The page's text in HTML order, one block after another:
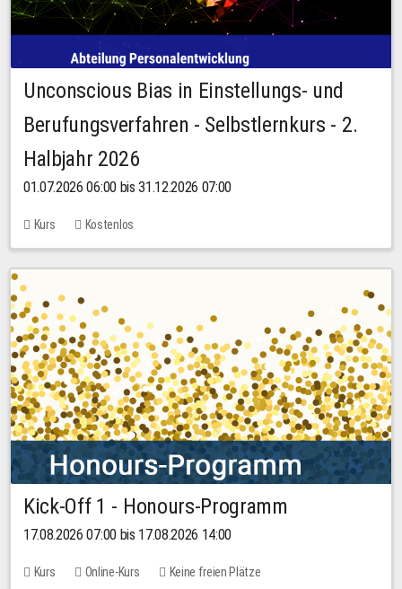
Unconscious Bias in Einstellungs- und
Berufungsverfahren - Selbstlernkurs - 2.
Halbjahr 2026
01.07.2026 06:00 bis 31.12.2026 07:00
Kurs Kostenlos
Kick-Off 1 - Honours-Programm
17.08.2026 07:00 bis 17.08.2026 14:00
Kurs Online-Kurs Keine freien Plätze